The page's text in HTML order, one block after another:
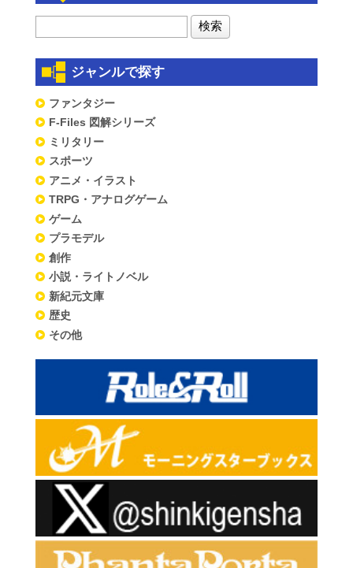
ジャンルで探す
ファンタジー
F-Files 図解シリーズ
ミリタリー
スポーツ
アニメ・イラスト
TRPG・アナログゲーム
ゲーム
プラモデル
創作
小説・ライトノベル
新紀元文庫
歴史
その他